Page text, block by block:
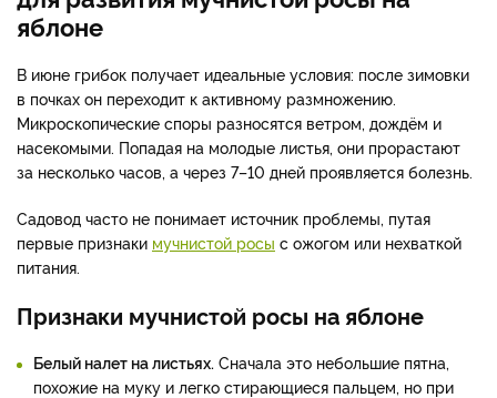
яблоне
В июне грибок получает идеальные условия: после зимовки
в почках он переходит к активному размножению.
Микроскопические споры разносятся ветром, дождём и
насекомыми. Попадая на молодые листья, они прорастают
за несколько часов, а через 7–10 дней проявляется болезнь.
Садовод часто не понимает источник проблемы, путая
первые признаки мучнистой росы с ожогом или нехваткой
питания.
Признаки мучнистой росы на яблоне
Белый налет на листьях. Сначала это небольшие пятна,
похожие на муку и легко стирающиеся пальцем, но при